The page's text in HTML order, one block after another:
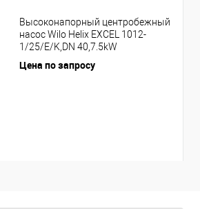
Высоконапорный центробежный
насос Wilo Helix EXCEL 1012-
1/25/E/K,DN 40,7.5kW
Цена по запросу